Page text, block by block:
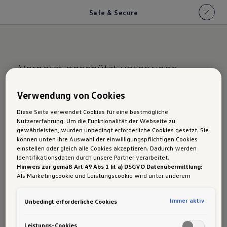
Safe & Secure
Vernetzt geschützt unterwegs.
VW Safe & Secure
Mit dem Paket „VW Safe & Secure“ nutzt du
digitale Dienste, die dich im Alltag unterstützen
und im Ernstfall gezielt helfen.
Ob Warnmeldungen bei Einbruchversuchen oder
Fahrvorgängen: Dein Volkswagen bleibt
aufmerksam und du bleibst informiert – direkt
Verwendung von Cookies
Diese Seite verwendet Cookies für eine bestmögliche
Nutzererfahrung. Um die Funktionalität der Webseite zu
gewährleisten, wurden unbedingt erforderliche Cookies gesetzt. Sie
können unten Ihre Auswahl der einwilligungspflichtigen Cookies
einstellen oder gleich alle Cookies akzeptieren. Dadurch werden
Identifikationsdaten durch unsere Partner verarbeitet.
Hinweis zur gemäß Art 49 Abs 1 lit a) DSGVO Datenübermittlung:
Als Marketingcookie und Leistungscookie wird unter anderem
Daten in die USA (insbesondere dort an die Google LLC) weitergibt.
Unbedingt erforderliche Cookies Immer aktiv
Leistungs-Cookies